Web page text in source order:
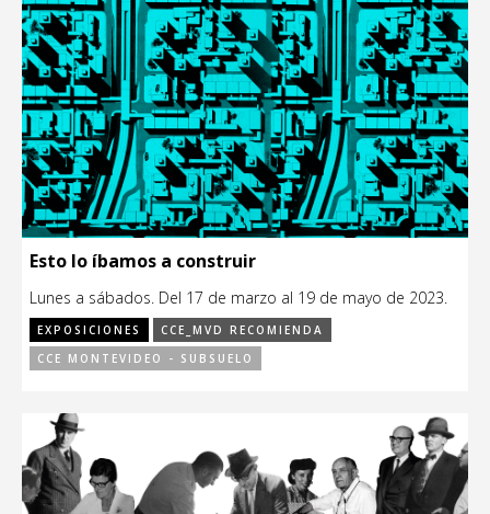
Esto lo íbamos a construir
Lunes a sábados. Del 17 de marzo al 19 de mayo de 2023.
EXPOSICIONES
CCE_MVD RECOMIENDA
CCE MONTEVIDEO - SUBSUELO